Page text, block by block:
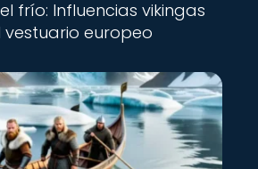
frío: Influencias vikingas
vestuario europeo